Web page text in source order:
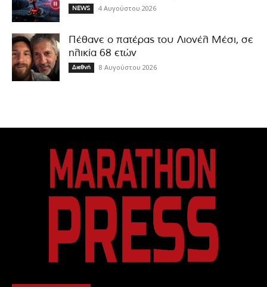
NEWS 4 Αυγούστου 2026
Πέθανε ο πατέρας του Λιονέλ Μέσι, σε
ηλικία 68 ετών
Διεθνή 8 Αυγούστου 2026